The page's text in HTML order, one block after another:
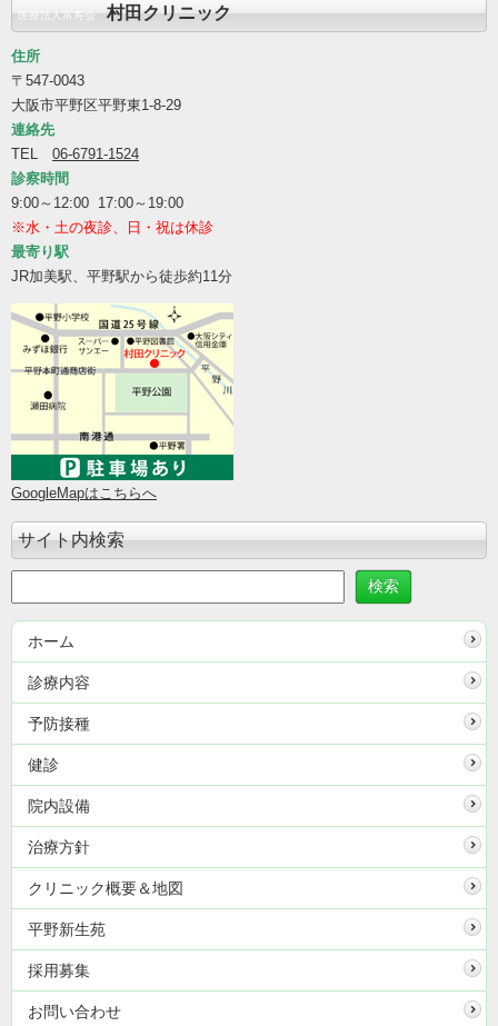
医療法人富寿会村田クリニック
住所
〒547-0043
大阪市平野区平野東1-8-29
連絡先
TEL 06-6791-1524
診察時間
9:00～12:00 17:00～19:00
※水・土の夜診、日・祝は休診
最寄り駅
JR加美駅、平野駅から徒歩約11分
GoogleMapはこちらへ
サイト内検索
ホーム
診療内容
予防接種
健診
院内設備
治療方針
クリニック概要＆地図
平野新生苑
採用募集
お問い合わせ